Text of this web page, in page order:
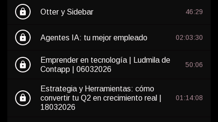
lock Otter y Sidebar 46:29
lock Agentes IA: tu mejor empleado 02:03:30
lock
Emprender en tecnología | Ludmila de
Contapp | 06032026
50:06
lock
Estrategia y Herramientas: cómo
convertir tu Q2 en crecimiento real |
18032026
01:14:08